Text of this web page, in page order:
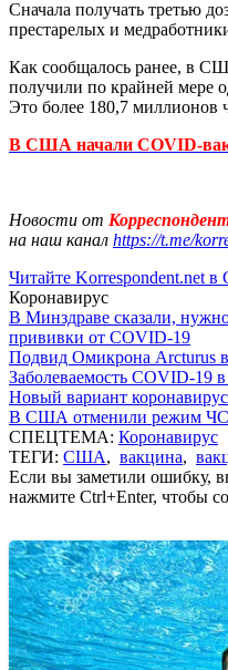
Сначала получать третью
престарелых и
Как сообщалось ранее, в
получили по крайней мере
Это более 180,7 миллионов
В США начали COVID-
Новости от
на наш канал https://t.me/
Читайте Korrespondent.net в
Коронавирус
В Минздраве сказали,
прививки от COVID-19
Подвид Омикрона Arcturus
Заболеваемость COVID-19
Новый вариант
В США отменили режим ЧС,
СПЕЦТЕМА: Коронавирус
ТЕГИ: США, вакцина,
Если вы заметили ошибку,
нажмите Ctrl+Enter, чтобы